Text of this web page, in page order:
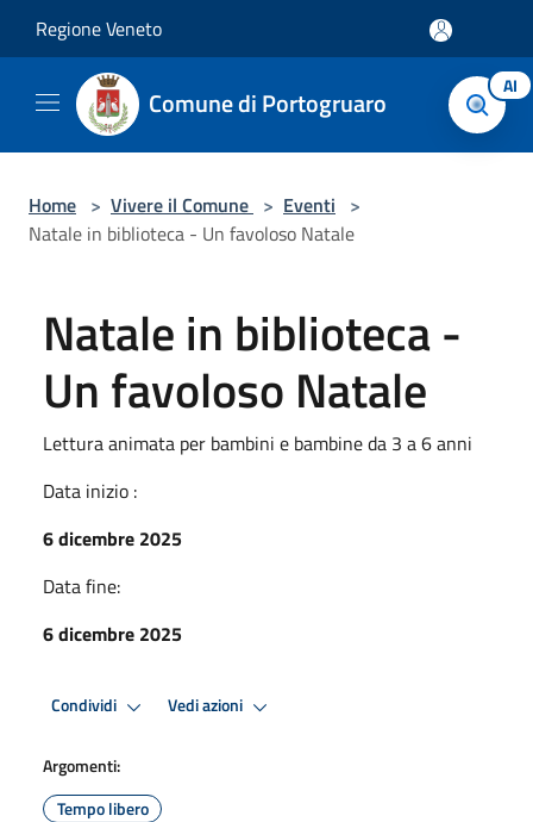
Regione Veneto
Comune di Portogruaro AI
Home > Vivere il Comune > Eventi >
Natale in biblioteca - Un favoloso Natale
Natale in biblioteca -
Un favoloso Natale
Lettura animata per bambini e bambine da 3 a 6 anni
Data inizio :
6 dicembre 2025
Data fine:
6 dicembre 2025
Condividi Vedi azioni
Argomenti:
Tempo libero